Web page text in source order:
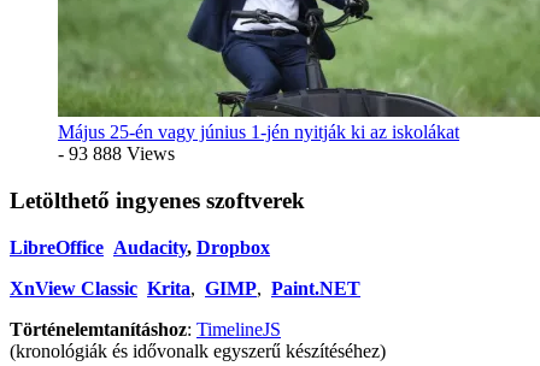
Május 25-én vagy június 1-jén nyitják ki az iskolákat
- 93 888 Views
Letölthető ingyenes szoftverek
LibreOffice Audacity, Dropbox
XnView Classic Krita, GIMP, Paint.NET
Történelemtanításhoz: TimelineJS
(kronológiák és idővonalk egyszerű készítéséhez)